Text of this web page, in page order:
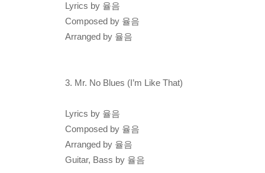
Lyrics by 율음
Composed by 율음
Arranged by 율음
3. Mr. No Blues (I’m Like That)
Lyrics by 율음
Composed by 율음
Arranged by 율음
Guitar, Bass by 율음